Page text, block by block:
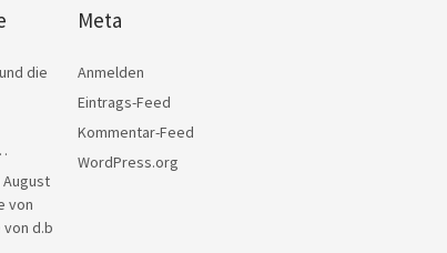
die
August
von
von d.b
Meta
Anmelden
Eintrags-Feed
Kommentar-Feed
WordPress.org